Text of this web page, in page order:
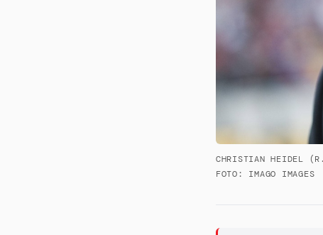
CHRISTIAN HEIDEL
FOTO: IMAGO IMAGES